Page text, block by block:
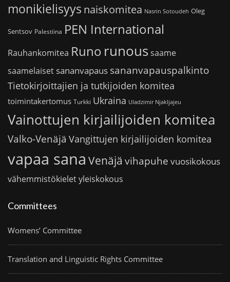
monikielisyys naiskomitea Nasrin Sotoudeh Oleg
Sentsov Palestiina PEN International
Rauhankomitea Runo runoussaame
saamelaiset sananvapaus sananvapauspalkinto
Tietokirjoittajien ja tutkijoiden komitea
toimintakertomus Turkki Ukraina Uladzimir Njakljajeu
Vainottujen kirjailijoiden komitea
Valko-Venäjä Vangittujen kirjailijoiden komitea
vapaa sana Venäjä vihapuhe vuosikokous
vähemmistökieletyleiskokous
Committees
Womens’ Committee
Translation and Linguistic Rights Committee